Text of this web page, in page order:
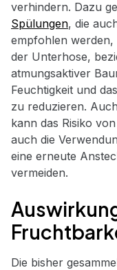
verhindern. Dazu
Spülungen, die
empfohlen werden,
der Unterhose,
atmungsaktiver
Feuchtigkeit und
zu reduzieren.
kann das Risiko
auch die
eine erneute
vermeiden.
Die bisher